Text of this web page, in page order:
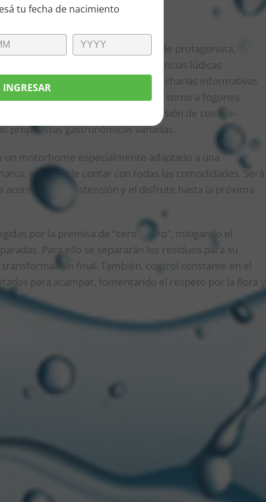
tu fecha de nacimiento
INGRESAR
TODOS
Cerveza Salta Cautiva se viste de protagonista,
despliegue con juegos, experiencias lúdicas
disfrute de la astronomía, charlas informativas
a día. El protagonismo girará en torno a fogones
ambientación sonora, distensión de cuerpo-
propuestas gastronómicas variadas.
motorhome especialmente adaptado a una
además de contar con todas las comodidades. Será
la distensión y el disfrute hasta la próxima
por la premisa de “cero rastro”, mitigando el
Para ello se separarán los residuos para su
final. También, control constante en el
para acampar, fomentando el respeto por la flora y
es uno de los pilares que estaremos trabajando en este
de la naturaleza y una transmisión de valores que
agencia certificada como ‘Empresa B’ (Esencia
aspectos ambientales“
como puntos fijos de hidratación y de acceso libre”
y principios de febrero, finalizando su recorrido con
de esta cerveza. Mientras, la marca invita a todos los
en los siguientes paradores: